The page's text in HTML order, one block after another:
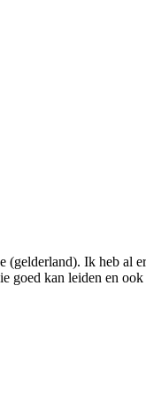
(gelderland). Ik heb al
goed kan leiden en